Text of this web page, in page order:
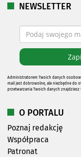
NEWSLETTER
Administratorem Twoich danych
mail jest dobrowolne, ale niezbędne do
przetwarzania Twoich danych znajdziesz
O PORTALU
Poznaj redakcję
Współpraca
Patronat